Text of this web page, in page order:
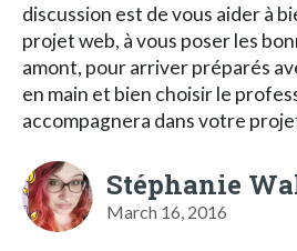
discussion est de vous aider à
projet web, à vous poser les
amont, pour arriver préparés
en main et bien choisir le
accompagnera dans votre
Stéphanie
March 16, 2016